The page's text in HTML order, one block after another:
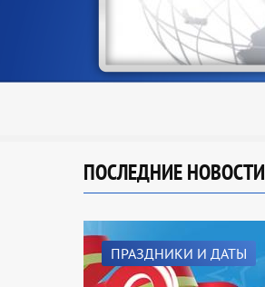
ПОСЛЕДНИЕ НОВОСТИ
ПРАЗДНИКИ И ДАТЫ